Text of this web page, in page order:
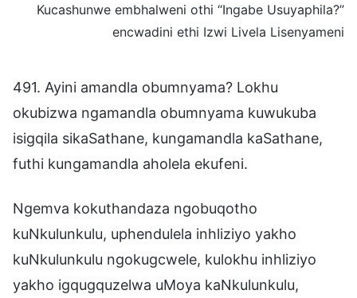
Kucashunwe embhalweni othi “Ingabe Usuyaphila?”
encwadini ethi Izwi Livela Lisenyameni
491. Ayini amandla obumnyama? Lokhu
okubizwa ngamandla obumnyama kuwukuba
isigqila sikaSathane, kungamandla kaSathane,
futhi kungamandla aholela ekufeni.
Ngemva kokuthandaza ngobuqotho
kuNkulunkulu, uphendulela inhliziyo yakho
kuNkulunkulu ngokugcwele, kulokhu inhliziyo
yakho igqugquzelwa uMoya kaNkulunkulu,